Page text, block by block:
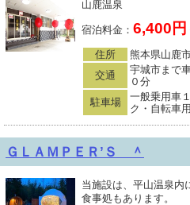
山鹿温泉
宿泊料金： 6,400円
住所
熊本県山鹿
交通
宇城市まで
０分
駐車場
一般乗用車
ク・自転車
ＧＬＡＭＰＥＲ’Ｓ ＾
当施設は、平山温泉内
食事処もあります。